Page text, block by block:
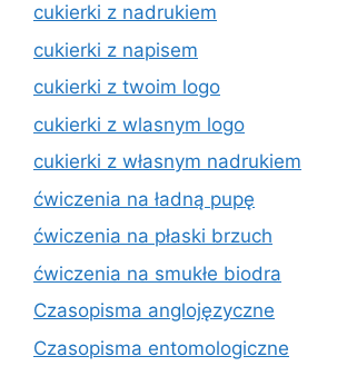
cukierki z nadrukiem
cukierki z napisem
cukierki z twoim logo
cukierki z wlasnym logo
cukierki z własnym nadrukiem
ćwiczenia na ładną pupę
ćwiczenia na płaski brzuch
ćwiczenia na smukłe biodra
Czasopisma anglojęzyczne
Czasopisma entomologiczne